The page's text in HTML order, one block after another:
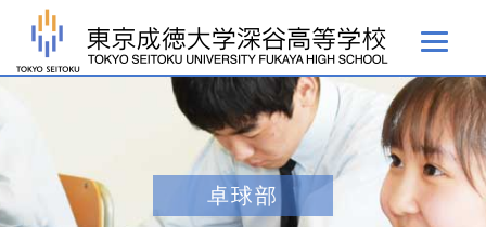
卓球部